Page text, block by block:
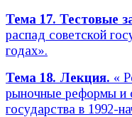
Тема 17. Тестовые
распад советской
годах».
Тема 18. Лекция. «
рыночные реформы и
государства в 1992-